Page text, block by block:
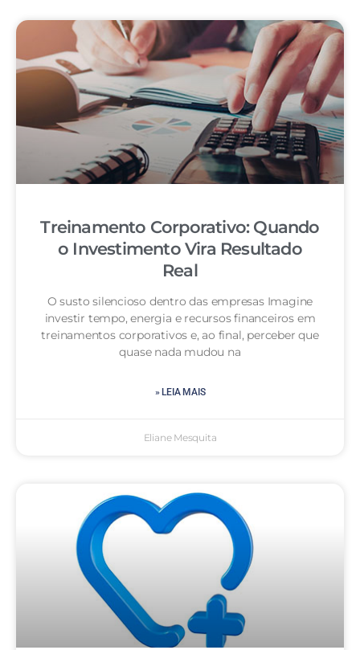
Treinamento Corporativo: Quando
o Investimento Vira Resultado
Real
O susto silencioso dentro das empresas Imagine
investir tempo, energia e recursos financeiros em
treinamentos corporativos e, ao final, perceber que
quase nada mudou na
» LEIA MAIS
Eliane Mesquita